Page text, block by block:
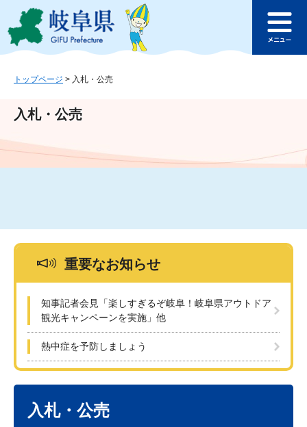
ジ
ュ
文
このページの本文へ
ュ
トップページ > 入札・公売
入札・公売
重要なお知らせ
知事記者会見「楽しすぎるぞ岐阜！岐阜県アウトドア
観光キャンペーンを実施」他
熱中症を予防しましょう
入札・公売